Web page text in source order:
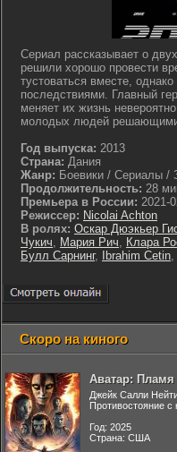
Сериал рассказывает о
решили хорошо провести
тустоваться вместе,
последствиями. Главный
меняет их жизнь
молодых людей решающими
Год выпуска: 2013
Страна: Дания
Жанр: Боевики / Сериалы /
Продолжительность: 28
Премьера в России: 2021-
Режиссер: Nicolai Achton
В ролях: Оскар Дюэкьер
Чукич, Мария Рич, Клара
Булл Сарнинг, Ibrahim Cetin,
Скоро на киного
Аватар: Пламя
Джейк Салли
Противостояние с
Год: 2025
Страна: США